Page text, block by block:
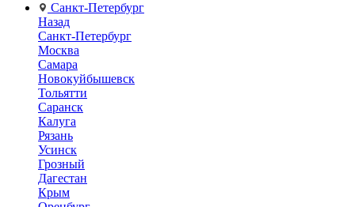
Санкт-Петербург
Назад
Санкт-Петербург
Москва
Самара
Новокуйбышевск
Тольятти
Саранск
Калуга
Рязань
Усинск
Грозный
Дагестан
Крым